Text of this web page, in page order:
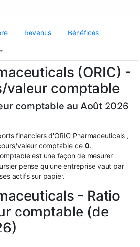
Revenus Bénéfices
(ORIC) -
valeur comptable
comptable au Août 2026
financiers d'ORIC Pharmaceuticals ,
valeur comptable de 0.
est une façon de mesurer
pense qu'une entreprise vaut par
actifs sur papier.
- Ratio
comptable (de